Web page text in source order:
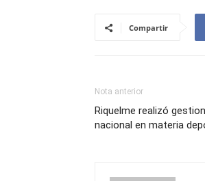
Compartir
Nota anterior
Riquelme realizó
nacional en materia